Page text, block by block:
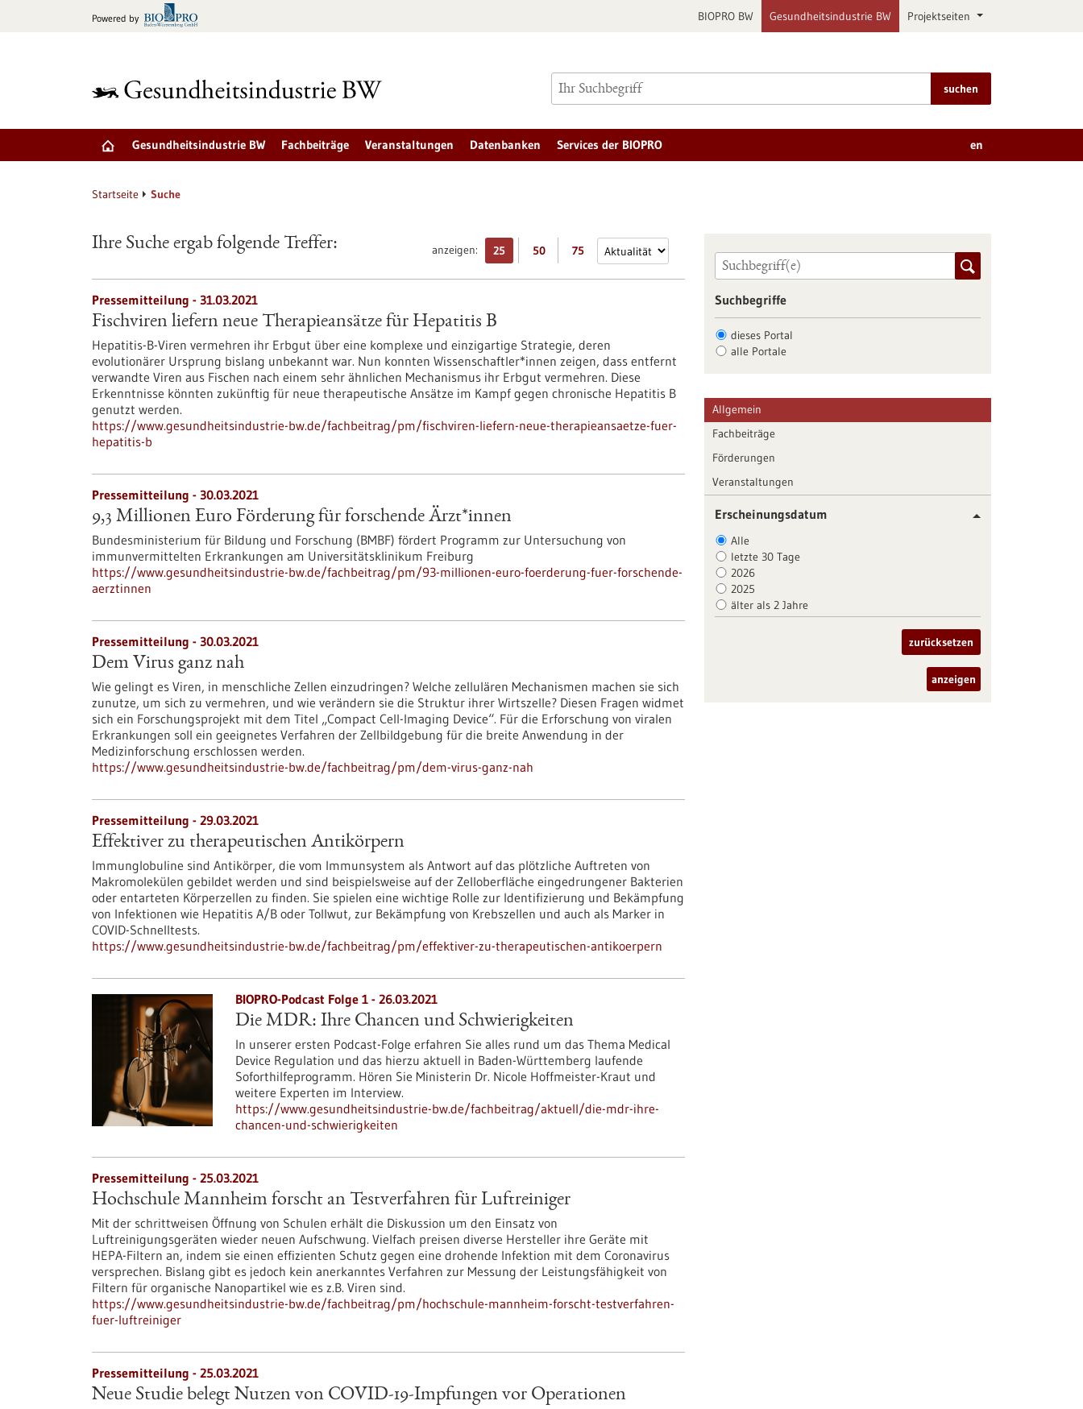
Powered by BIOPRO BW Gesundheitsindustrie BW Projektseiten
suchen
Gesundheitsindustrie BW Fachbeiträge Veranstaltungen Datenbanken Services der BIOPRO en
Startseite Suche
anzeigen: 25 50 75
Ihre Suche ergab folgende Treffer:
Pressemitteilung - 31.03.2021
Fischviren liefern neue Therapieansätze für Hepatitis B
Hepatitis-B-Viren vermehren ihr Erbgut über eine komplexe und einzigartige Strategie, deren
evolutionärer Ursprung bislang unbekannt war. Nun konnten Wissenschaftler*innen zeigen, dass entfernt
verwandte Viren aus Fischen nach einem sehr ähnlichen Mechanismus ihr Erbgut vermehren. Diese
Erkenntnisse könnten zukünftig für neue therapeutische Ansätze im Kampf gegen chronische Hepatitis B
genutzt werden.
https://www.gesundheitsindustrie-bw.de/fachbeitrag/pm/fischviren-liefern-neue-therapieansaetze-fuer-
hepatitis-b
Pressemitteilung - 30.03.2021
9,3 Millionen Euro Förderung für forschende Ärzt*innen
Bundesministerium für Bildung und Forschung (BMBF) fördert Programm zur Untersuchung von
immunvermittelten Erkrankungen am Universitätsklinikum Freiburg
https://www.gesundheitsindustrie-bw.de/fachbeitrag/pm/93-millionen-euro-foerderung-fuer-forschende-
aerztinnen
Pressemitteilung - 30.03.2021
Dem Virus ganz nah
Wie gelingt es Viren, in menschliche Zellen einzudringen? Welche zellulären Mechanismen machen sie sich
zunutze, um sich zu vermehren, und wie verändern sie die Struktur ihrer Wirtszelle? Diesen Fragen widmet
sich ein Forschungsprojekt mit dem Titel „Compact Cell-Imaging Device“. Für die Erforschung von viralen
Erkrankungen soll ein geeignetes Verfahren der Zellbildgebung für die breite Anwendung in der
Medizinforschung erschlossen werden.
https://www.gesundheitsindustrie-bw.de/fachbeitrag/pm/dem-virus-ganz-nah
Pressemitteilung - 29.03.2021
Effektiver zu therapeutischen Antikörpern
Immunglobuline sind Antikörper, die vom Immunsystem als Antwort auf das plötzliche Auftreten von
Makromolekülen gebildet werden und sind beispielsweise auf der Zelloberfläche eingedrungener Bakterien
oder entarteten Körperzellen zu finden. Sie spielen eine wichtige Rolle zur Identifizierung und Bekämpfung
von Infektionen wie Hepatitis A/B oder Tollwut, zur Bekämpfung von Krebszellen und auch als Marker in
COVID-Schnelltests.
https://www.gesundheitsindustrie-bw.de/fachbeitrag/pm/effektiver-zu-therapeutischen-antikoerpern
BIOPRO-Podcast Folge 1 - 26.03.2021
Die MDR: Ihre Chancen und Schwierigkeiten
In unserer ersten Podcast-Folge erfahren Sie alles rund um das Thema Medical
Device Regulation und das hierzu aktuell in Baden-Württemberg laufende
Soforthilfeprogramm. Hören Sie Ministerin Dr. Nicole Hoffmeister-Kraut und
weitere Experten im Interview.
https://www.gesundheitsindustrie-bw.de/fachbeitrag/aktuell/die-mdr-ihre-
chancen-und-schwierigkeiten
Pressemitteilung - 25.03.2021
Hochschule Mannheim forscht an Testverfahren für Luftreiniger
Mit der schrittweisen Öffnung von Schulen erhält die Diskussion um den Einsatz von
Luftreinigungsgeräten wieder neuen Aufschwung. Vielfach preisen diverse Hersteller ihre Geräte mit
HEPA-Filtern an, indem sie einen effizienten Schutz gegen eine drohende Infektion mit dem Coronavirus
versprechen. Bislang gibt es jedoch kein anerkanntes Verfahren zur Messung der Leistungsfähigkeit von
Filtern für organische Nanopartikel wie es z.B. Viren sind.
https://www.gesundheitsindustrie-bw.de/fachbeitrag/pm/hochschule-mannheim-forscht-testverfahren-
fuer-luftreiniger
Pressemitteilung - 25.03.2021
Neue Studie belegt Nutzen von COVID-19-Impfungen vor Operationen
Suchbegriffe
dieses Portal
alle Portale
Allgemein
Fachbeiträge
Förderungen
Veranstaltungen
Erscheinungsdatum
Alle
letzte 30 Tage
2026
2025
älter als 2 Jahre
zurücksetzen
anzeigen